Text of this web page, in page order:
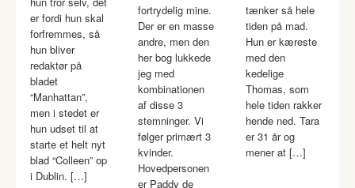
er fordi hun skal
forfremmes, så
hun bliver
redaktør på
bladet
“Manhattan”,
men i stedet er
hun udset til at
starte et helt nyt
blad “Colleen” op
i Dublin. […]
fortrydelig mine.
Der er en masse
andre, men den
her bog lukkede
jeg med
kombinationen
af disse 3
stemninger. Vi
følger primært 3
kvinder.
Hovedpersonen
er Paddy de
tænker så hele
tiden på mad.
Hun er kæreste
med den
kedelige
Thomas, som
hele tiden rakker
hende ned. Tara
er 31 år og
mener at […]